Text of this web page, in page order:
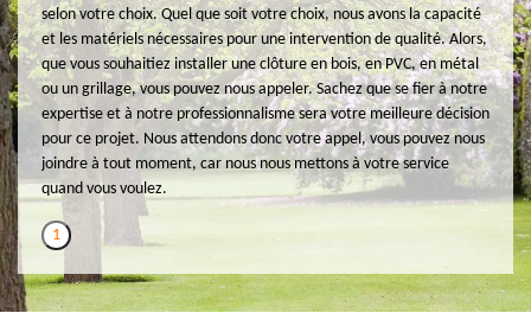
selon votre choix. Quel que soit votre choix, nous avons la capacité
et les matériels nécessaires pour une intervention de qualité. Alors,
que vous souhaitiez installer une clôture en bois, en PVC, en métal
ou un grillage, vous pouvez nous appeler. Sachez que se fier à notre
expertise et à notre professionnalisme sera votre meilleure décision
pour ce projet. Nous attendons donc votre appel, vous pouvez nous
joindre à tout moment, car nous nous mettons à votre service
quand vous voulez.
1